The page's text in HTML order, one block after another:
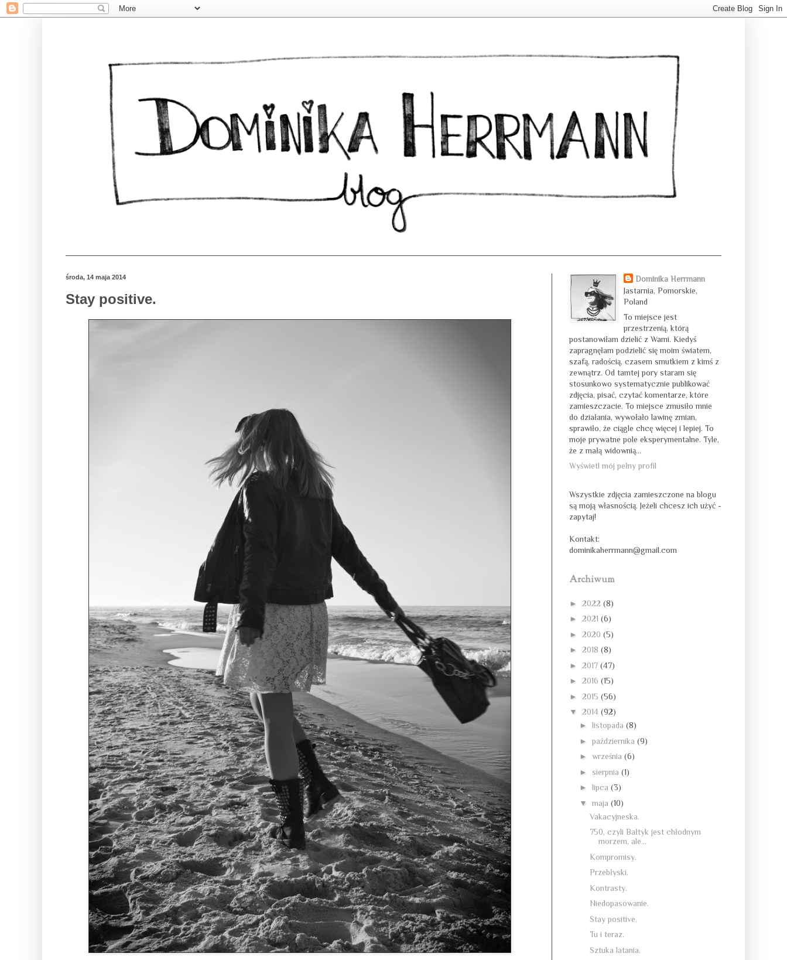
środa, 14 maja 2014
Stay positive.
Dominika Herrmann
Jastarnia, Pomorskie,
Poland
To miejsce jest
przestrzenią, którą
postanowiłam dzielić z Wami. Kiedyś
zapragnęłam podzielić się moim światem,
szafą, radością, czasem smutkiem z kimś z
zewnątrz. Od tamtej pory staram się
stosunkowo systematycznie publikować
zdjęcia, pisać, czytać komentarze, które
zamieszczacie. To miejsce zmusiło mnie
do działania, wywołało lawinę zmian,
sprawiło, że ciągle chcę więcej i lepiej. To
moje prywatne pole eksperymentalne. Tyle,
że z małą widownią...
Wyświetl mój pełny profil
Wszystkie zdjęcia zamieszczone na blogu
są moją własnością. Jeżeli chcesz ich użyć -
zapytaj!
Kontakt:
dominikaherrmann@gmail.com
Archiwum
► 2022 (8)
► 2021 (6)
► 2020 (5)
► 2018 (8)
► 2017 (47)
► 2016 (15)
► 2015 (56)
▼ 2014 (92)
► listopada (8)
► października (9)
► września (6)
► sierpnia (1)
► lipca (3)
▼ maja (10)
Vakacyjneska.
750, czyli Bałtyk jest chłodnym
morzem, ale...
Kompromisy.
Przebłyski.
Kontrasty.
Niedopasowanie.
Stay positive.
Tu i teraz.
Sztuka latania.